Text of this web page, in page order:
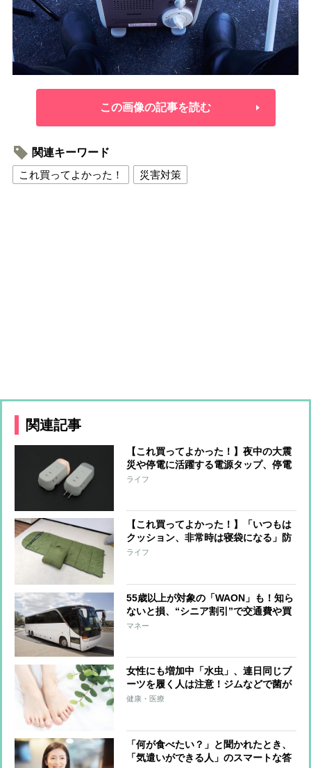
この画像の記事を読む
関連キーワード
これ買ってよかった！
災害対策
関連記事
【これ買ってよかった！】夜中の大震
災や停電に活躍する電源タップ、停電
時は自動点灯で懐中電灯に！防災のプ
ライフ
【これ買ってよかった！】「いつもは
クッション、非常時は寝袋になる」防
災グッズのメリットを専門家が語る
ライフ
55歳以上が対象の「WAON」も！知ら
ないと損、“シニア割引”で交通費や買
い物がお得に
マネー
女性にも増加中「水虫」、連日同じブ
ーツを履く人は注意！ジムなどで菌が
つくケースも
健康・医療
「何が食べたい？」と聞かれたとき、
「気遣いができる人」のスマートな答